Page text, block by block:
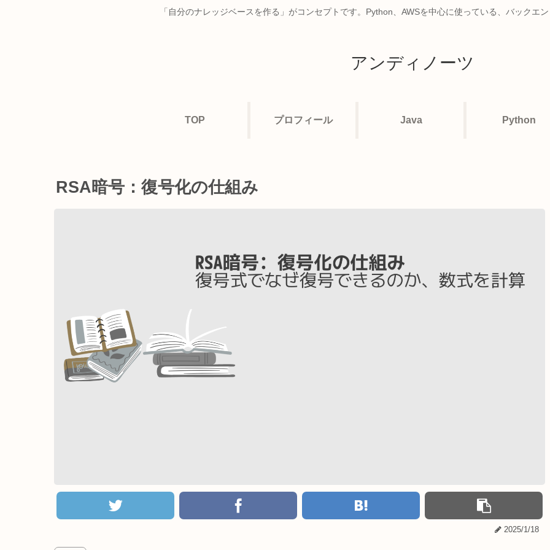
「自分のナレッジベースを作る」がコンセプトです。Python、AWSを中心に使っている、バックエ
アンディノーツ
TOP プロフィール Java Python
RSA暗号：復号化の仕組み
2025/1/18